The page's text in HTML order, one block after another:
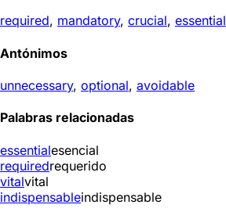
required, mandatory, crucial, essential
Antónimos
unnecessary, optional, avoidable
Palabras relacionadas
essentialesencial
requiredrequerido
vitalvital
indispensableindispensable